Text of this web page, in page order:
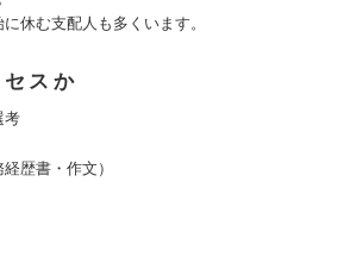
休む支配人も多くいます。
スか
考
歴書・作文）